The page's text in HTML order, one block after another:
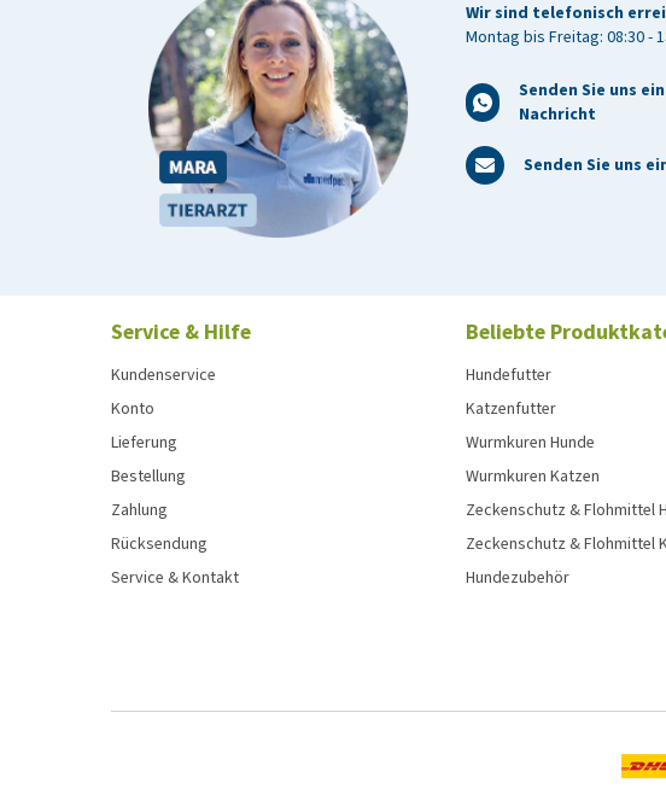
Wir sind telefonisch
Montag bis Freitag: 08:30 -
Senden Sie uns
Nachricht
Senden Sie uns
Service & Hilfe
Kundenservice
Konto
Lieferung
Bestellung
Zahlung
Rücksendung
Service & Kontakt
Beliebte
Hundefutter
Katzenfutter
Wurmkuren Hunde
Wurmkuren Katzen
Zeckenschutz & Flohmittel
Zeckenschutz & Flohmittel
Hundezubehör